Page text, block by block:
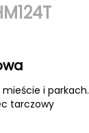
mieście i parkach.
tarczowy